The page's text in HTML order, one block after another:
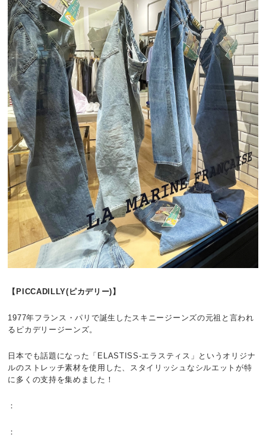
【PICCADILLY(ピカデリー)】
1977年フランス・パリで誕生したスキニージーンズの元祖と言われ
るピカデリージーンズ。
日本でも話題になった 「ELASTISS-エラスティス」というオリジナ
ルのストレッチ素材を使用した、スタイリッシュなシルエットが特
に多くの支持を集めました！
：
：